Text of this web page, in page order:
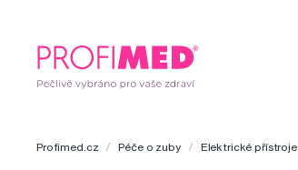
Profimed.cz Péče o zuby Elektrické přístroje